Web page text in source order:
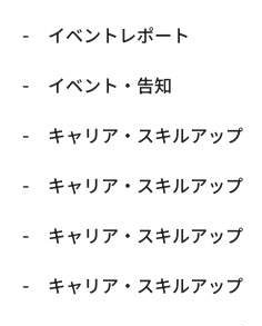
イベントレポート
イベント・告知
キャリア・スキルアップ
キャリア・スキルアップ
キャリア・スキルアップ
キャリア・スキルアップ